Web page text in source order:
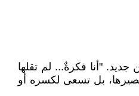
"أنا فكرةٌ... لم تقلها
مصيرها، بل تسعى لكسره أو